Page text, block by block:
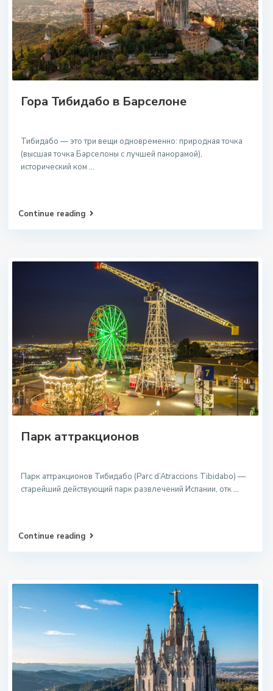
Гора Тибидабо в Барселоне
Тибидабо — это три вещи одновременно: природная точка
(высшая точка Барселоны с лучшей панорамой),
исторический ком ...
Continue reading
Парк аттракционов
Парк аттракционов Тибидабо (Parc d’Atraccions Tibidabo) —
старейший действующий парк развлечений Испании, отк ...
Continue reading